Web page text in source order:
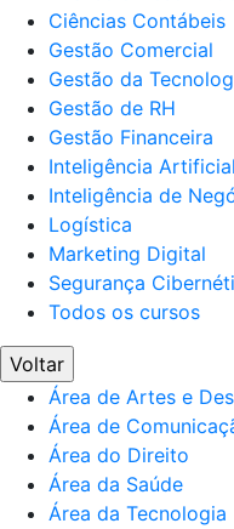
Ciências Contábeis
Gestão Comercial
Gestão da
Gestão de RH
Gestão Financeira
Inteligência Artificial
Inteligência de
Logística
Marketing Digital
Segurança
Todos os cursos
Voltar
Área de Artes e
Área de
Área do Direito
Área da Saúde
Área da Tecnologia